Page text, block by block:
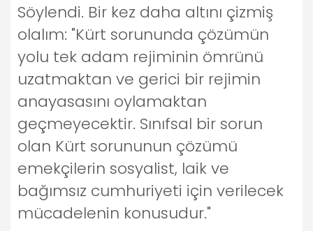
Söylendi. Bir kez daha altını çizmiş
olalım: "Kürt sorununda çözümün
yolu tek adam rejiminin ömrünü
uzatmaktan ve gerici bir rejimin
anayasasını oylamaktan
geçmeyecektir. Sınıfsal bir sorun
olan Kürt sorununun çözümü
emekçilerin sosyalist, laik ve
bağımsız cumhuriyeti için verilecek
mücadelenin konusudur."